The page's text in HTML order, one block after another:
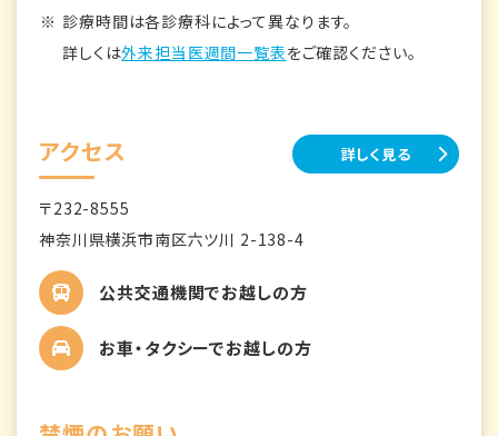
診療時間は各診療科によって異なります。
詳しくは外来担当医週間一覧表をご確認ください。
アクセス 詳しく見る
〒232-8555
神奈川県横浜市南区六ツ川 2-138-4
公共交通機関でお越しの方
お車・タクシーでお越しの方